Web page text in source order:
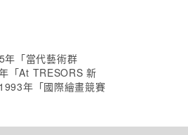
年「當代藝術群
「At TRESORS 新
年「國際繪畫競賽